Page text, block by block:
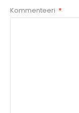
Kommenteeri *